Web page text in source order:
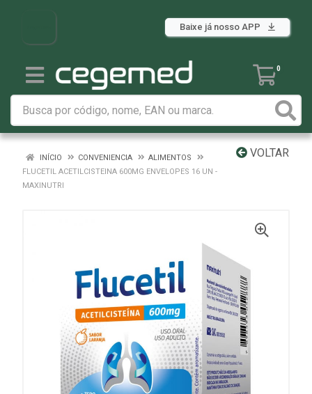
Baixe já nosso APP
0
VOLTAR
INÍCIO CONVENIENCIA
ALIMENTOS
FLUCETIL ACETILCISTEINA 600MG ENVELOPES 16 UN -
MAXINUTRI